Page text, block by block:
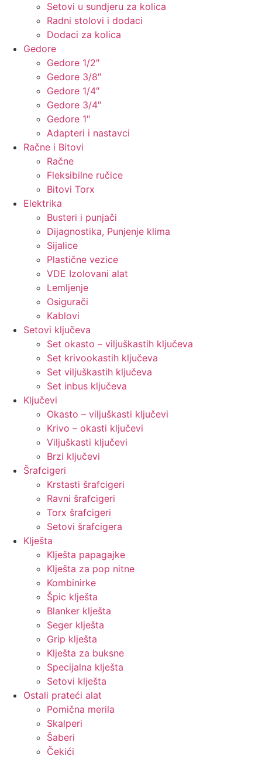
Setovi u sundjeru za kolica
Radni stolovi i dodaci
Dodaci za kolica
Gedore
Gedore 1/2″
Gedore 3/8″
Gedore 1/4″
Gedore 3/4″
Gedore 1″
Adapteri i nastavci
Račne i Bitovi
Račne
Fleksibilne ručice
Bitovi Torx
Elektrika
Busteri i punjači
Dijagnostika, Punjenje klima
Sijalice
Plastične vezice
VDE Izolovani alat
Lemljenje
Osigurači
Kablovi
Setovi ključeva
Set okasto – viljuškastih ključeva
Set krivookastih ključeva
Set viljuškastih ključeva
Set inbus ključeva
Ključevi
Okasto – viljuškasti ključevi
Krivo – okasti ključevi
Viljuškasti ključevi
Brzi ključevi
Šrafcigeri
Krstasti šrafcigeri
Ravni šrafcigeri
Torx šrafcigeri
Setovi šrafcigera
Klješta
Klješta papagajke
Klješta za pop nitne
Kombinirke
Špic klješta
Blanker klješta
Seger klješta
Grip klješta
Klješta za buksne
Specijalna klješta
Setovi klješta
Ostali prateći alat
Pomična merila
Skalperi
Šaberi
Čekići